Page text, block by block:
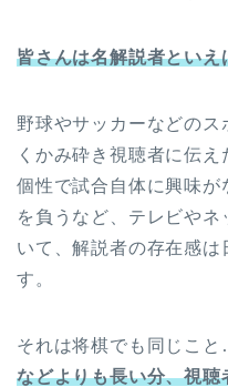
皆さんは名解説者といえ
野球やサッカーなどの
くかみ砕き視聴者に伝
個性で試合自体に興味が
を負うなど、テレビや
いて、解説者の存在感は
す。
それは将棋でも同じこ
などよりも長い分、視